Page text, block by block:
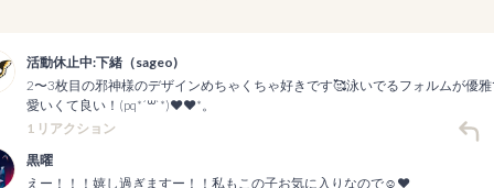
活動休止中:下緒（sageo)
2〜3枚目の邪神様のデザインめちゃくちゃ好きです🥰泳いでるフォルムが優
愛いくて良い！(pq*´꒳`*)♥♥*。
1 リアクション
黒曜
えー！！！嬉し過ぎますー！！私もこの子お気に入りなので☺️❤️